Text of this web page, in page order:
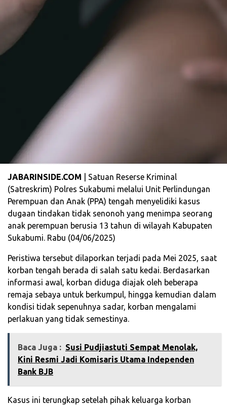
JABARINSIDE.COM | Satuan Reserse Kriminal
(Satreskrim) Polres Sukabumi melalui Unit Perlindungan
Perempuan dan Anak (PPA) tengah menyelidiki kasus
dugaan tindakan tidak senonoh yang menimpa seorang
anak perempuan berusia 13 tahun di wilayah Kabupaten
Sukabumi. Rabu (04/06/2025)
Peristiwa tersebut dilaporkan terjadi pada Mei 2025, saat
korban tengah berada di salah satu kedai. Berdasarkan
informasi awal, korban diduga diajak oleh beberapa
remaja sebaya untuk berkumpul, hingga kemudian dalam
kondisi tidak sepenuhnya sadar, korban mengalami
perlakuan yang tidak semestinya.
Baca Juga : Susi Pudjiastuti Sempat Menolak,
Kini Resmi Jadi Komisaris Utama Independen
Bank BJB
Kasus ini terungkap setelah pihak keluarga korban